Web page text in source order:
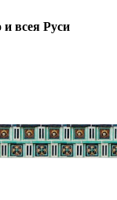
всея Руси